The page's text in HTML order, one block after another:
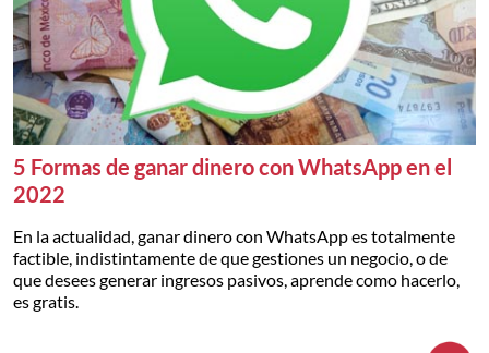
5 Formas de ganar dinero con WhatsApp en el
2022
En la actualidad, ganar dinero con WhatsApp es totalmente
factible, indistintamente de que gestiones un negocio, o de
que desees generar ingresos pasivos, aprende como hacerlo,
es gratis.